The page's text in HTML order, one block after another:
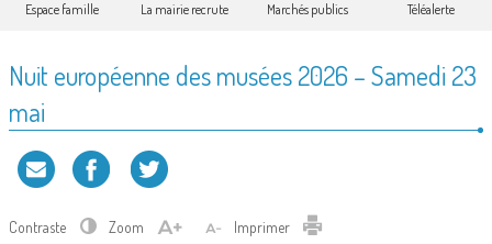
Espace famille La mairie recrute Marchés publics Téléalerte
Nuit européenne des musées 2026 – Samedi 23
mai
Contraste Zoom Imprimer